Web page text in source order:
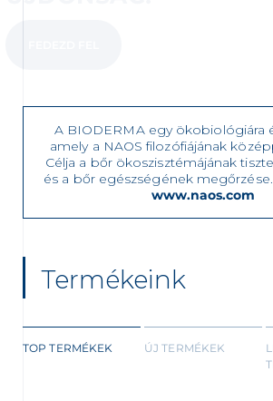
A BIODERMA egy ökobiológiára
amely a NAOS filozófiájának
Célja a bőr ökoszisztémájának
és a bőr egészségének
www.naos.com
Termékeink
TOP TERMÉKEK ÚJ TERMÉKEK